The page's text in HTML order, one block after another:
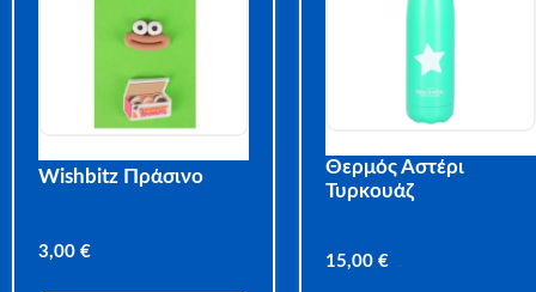
Wishbitz Πράσινο
3,00 €
Θερμός Αστέρι
Τυρκουάζ
15,00 €